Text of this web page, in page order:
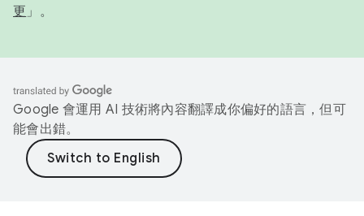
更 」。
Google 會運用 AI 技術將內容翻譯成你偏好的語言，但可
能會出錯。